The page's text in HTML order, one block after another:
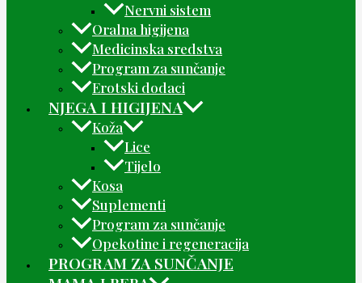
Nervni sistem
Oralna higijena
Medicinska sredstva
Program za sunčanje
Erotski dodaci
NJEGA I HIGIJENA
Koža
Lice
Tijelo
Kosa
Suplementi
Program za sunčanje
Opekotine i regeneracija
PROGRAM ZA SUNČANJE